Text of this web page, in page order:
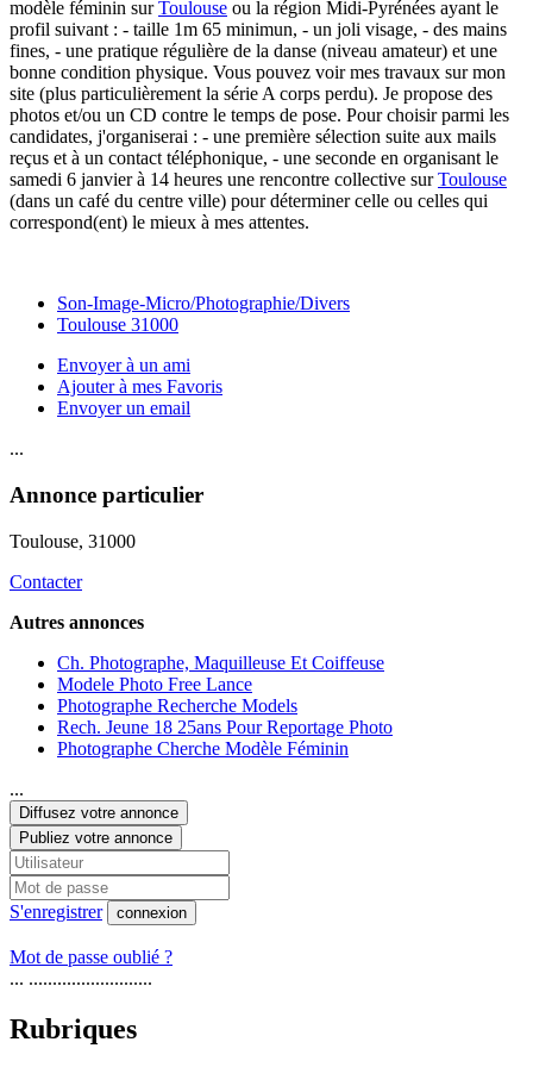
modèle féminin surToulouse ou la région Midi-Pyrénées ayant le
profil suivant : - taille 1m 65 minimun, - un joli visage, - des mains
fines, - une pratique régulière de la danse (niveau amateur) et une
bonne condition physique. Vous pouvez voir mes travaux sur mon
site (plus particulièrement la série A corps perdu). Je propose des
photos et/ou un CD contre le temps de pose. Pour choisir parmi les
candidates, j'organiserai : - une première sélection suite aux mails
reçus et à un contact téléphonique, - une seconde en organisant le
samedi 6 janvier à 14 heures une rencontre collective surToulouse
(dans un café du centre ville) pour déterminer celle ou celles qui
correspond(ent) le mieux à mes attentes.
Son-Image-Micro/Photographie/Divers
Toulouse 31000
Envoyer à un ami
Ajouter à mes Favoris
Envoyer un email
...
Annonce particulier
Toulouse, 31000
Contacter
Autres annonces
Ch. Photographe, Maquilleuse Et Coiffeuse
Modele Photo Free Lance
Photographe Recherche Models
Rech. Jeune 18 25ans Pour Reportage Photo
Photographe Cherche Modèle Féminin
...
Diffusez votre annonce
Publiez votre annonce
S'enregistrer connexion
Mot de passe oublié ?
... ..........................
Rubriques